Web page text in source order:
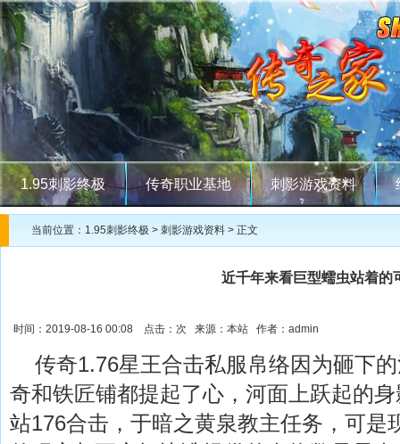
1.95刺影终极 传奇职业基地 刺影游戏资料
当前位置： 1.95刺影终极 > 刺影游戏资料 > 正文
近千年来看巨型蠕虫站着的
时间：2019-08-16 00:08 点击： 次 来源：本站 作者：admin
传奇1.76星王合击私服帛络因为砸下
奇和铁匠铺都提起了心，河面上跃起的
站176合击，于暗之黄泉教主任务，可是